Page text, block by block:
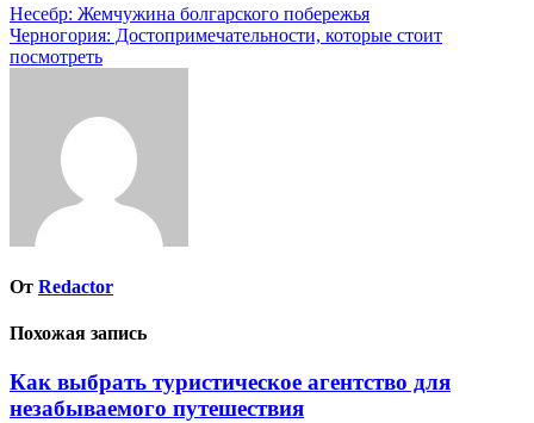
Навигация
по
Несебр: Жемчужина болгарского побережья
Черногория: Достопримечательности, которые стоит
посмотреть
От Redactor
Похожая запись
Как выбрать туристическое агентство для
незабываемого путешествия